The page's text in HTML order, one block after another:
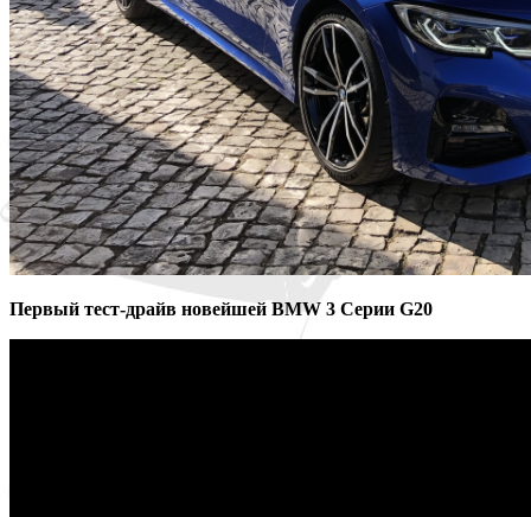
Первый тест-драйв новейшей BMW 3 Серии G20